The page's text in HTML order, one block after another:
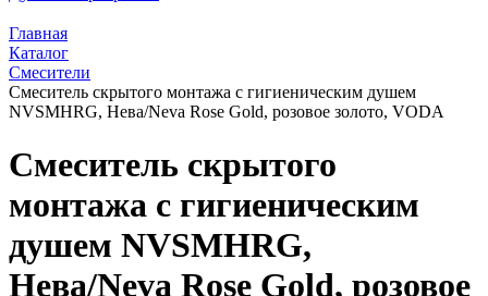
Главная
Каталог
Смесители
Смеситель скрытого монтажа с гигиеническим душем
NVSMHRG, Нева/Neva Rose Gold, розовое золото, VODA
Смеситель скрытого
монтажа с гигиеническим
душем NVSMHRG,
Нева/Neva Rose Gold, розовое